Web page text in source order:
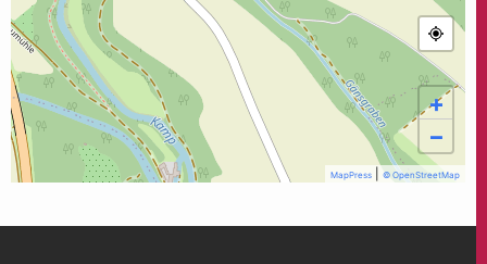
+
−
MapPress © OpenStreetMap